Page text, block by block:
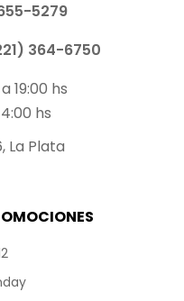
5279
364-6750
19:00 hs
hs
La Plata